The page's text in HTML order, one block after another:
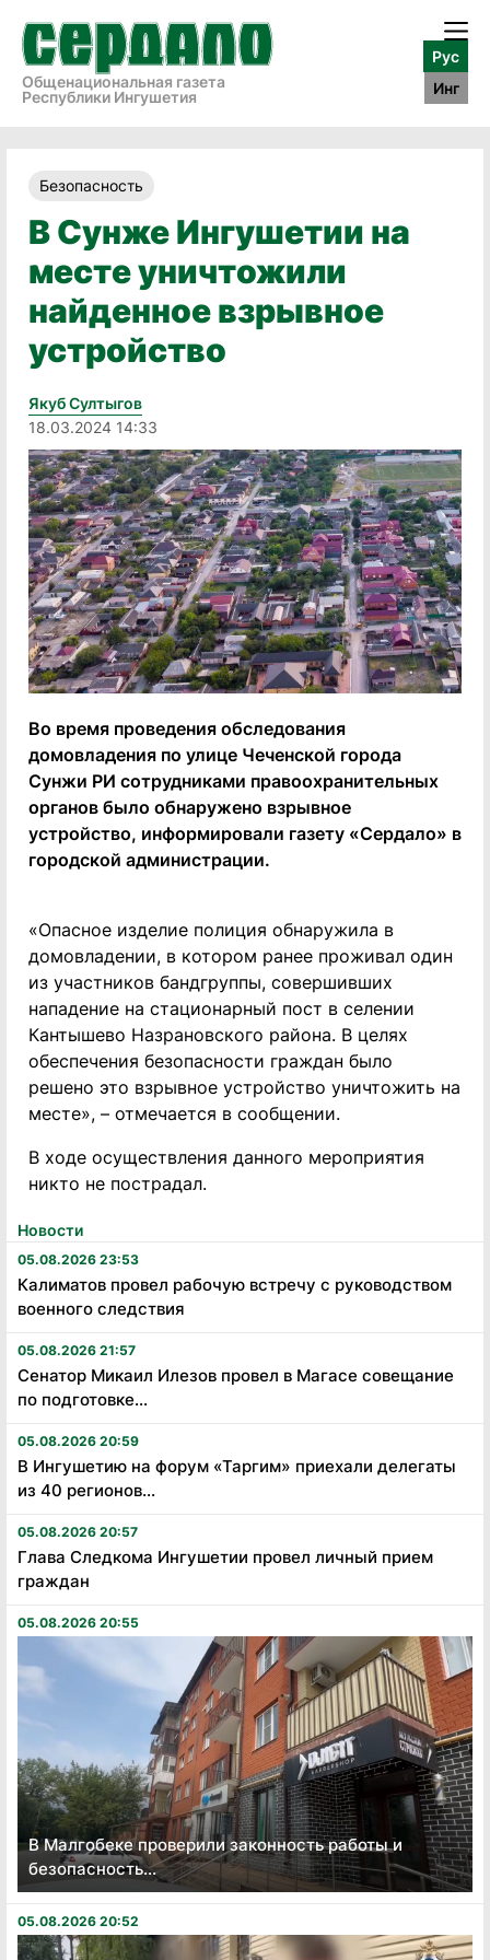
Общенациональная газета
Республики Ингушетия
Рус
Инг
Новости
05.08.2026 23:53
Калиматов провел рабочую встречу с руководством
военного следствия
05.08.2026 21:57
Сенатор Микаил Илезов провел в Магасе совещание
по подготовке...
05.08.2026 20:59
В Ингушетию на форум «Таргим» приехали делегаты
из 40 регионов...
05.08.2026 20:57
Глава Следкома Ингушетии провел личный прием
граждан
05.08.2026 20:55
В Малгобеке проверили законность работы и
безопасность...
05.08.2026 20:52
Безопасность
В Сунже Ингушетии на
месте уничтожили
найденное взрывное
устройство
Якуб Султыгов
18.03.2024 14:33
Во время проведения обследования
домовладения по улице Чеченской города
Сунжи РИ сотрудниками правоохранительных
органов было обнаружено взрывное
устройство, информировали газету «Сердало» в
городской администрации.
«Опасное изделие полиция обнаружила в
домовладении, в котором ранее проживал один
из участников бандгруппы, совершивших
нападение на стационарный пост в селении
Кантышево Назрановского района. В целях
обеспечения безопасности граждан было
решено это взрывное устройство уничтожить на
месте», – отмечается в сообщении.
В ходе осуществления данного мероприятия
никто не пострадал.